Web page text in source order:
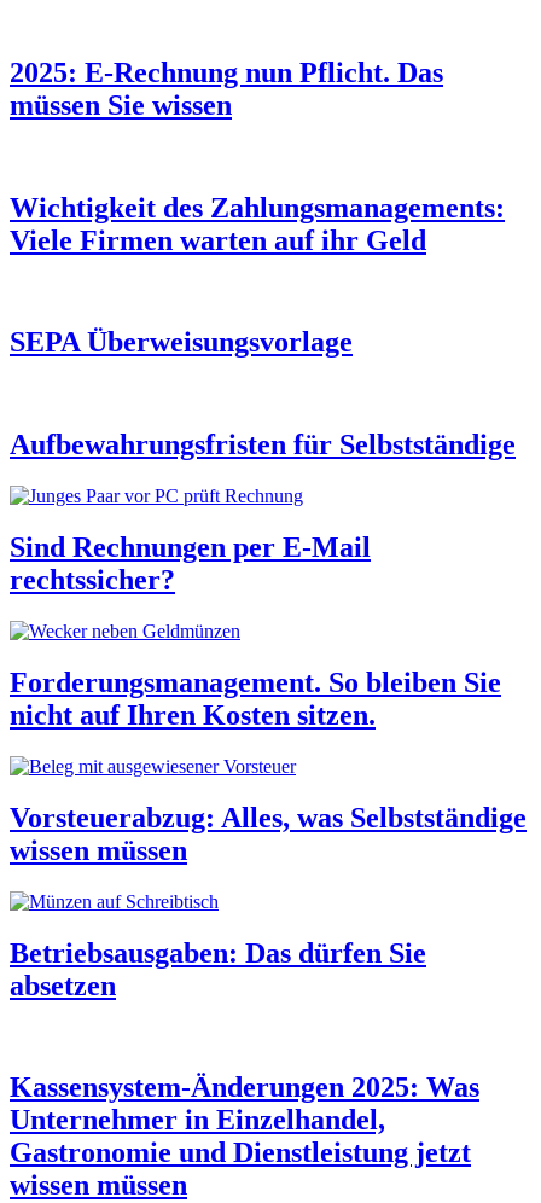
2025: E-Rechnung nun Pflicht. Das
müssen Sie wissen
Wichtigkeit des Zahlungsmanagements:
Viele Firmen warten auf ihr Geld
SEPA Überweisungsvorlage
Aufbewahrungsfristen für Selbstständige
Sind Rechnungen per E-Mail
rechtssicher?
Forderungsmanagement. So bleiben Sie
nicht auf Ihren Kosten sitzen.
Vorsteuerabzug: Alles, was Selbstständige
wissen müssen
Betriebsausgaben: Das dürfen Sie
absetzen
Kassensystem-Änderungen 2025: Was
Unternehmer in Einzelhandel,
Gastronomie und Dienstleistung jetzt
wissen müssen